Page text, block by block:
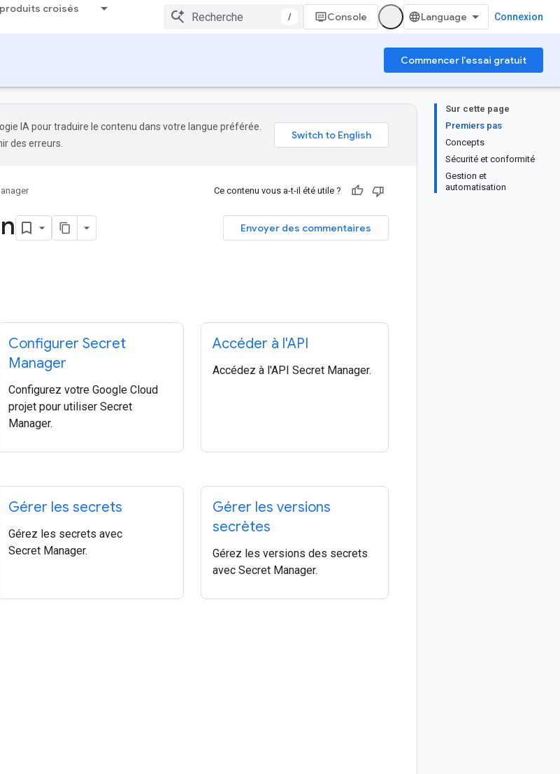
croisés
/ Console Connexion
Commencer l'essai gratuit
Sur cette page
Premiers pas
Concepts
Sécurité et conformité
Gestion et
automatisation
IA pour traduire le contenu dans votre langue préférée.
des erreurs.
Ce contenu vous a-t-il été utile ?
Envoyer des commentaires
Configurer Secret
Manager
Configurez votre Google Cloud
projet pour utiliser Secret
Manager.
Accéder à l'API
Accédez à l'API Secret Manager.
Gérer les secrets
Gérez les secrets avec
Secret Manager.
Gérer les versions
secrètes
Gérez les versions des secrets
avec Secret Manager.